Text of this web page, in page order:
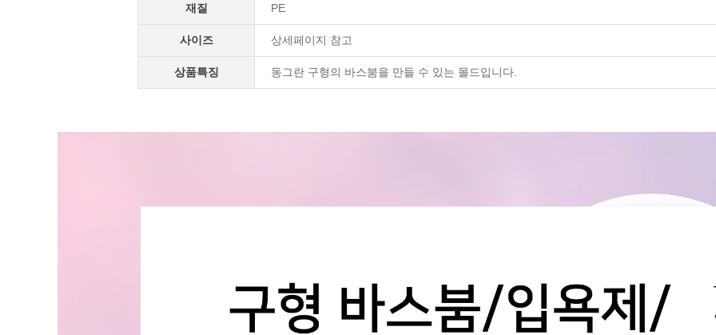
재질 PE
사이즈 상세페이지 참고
상품특징 동그란 구형의 바스붐을 만들 수 있는 몰드입니다.